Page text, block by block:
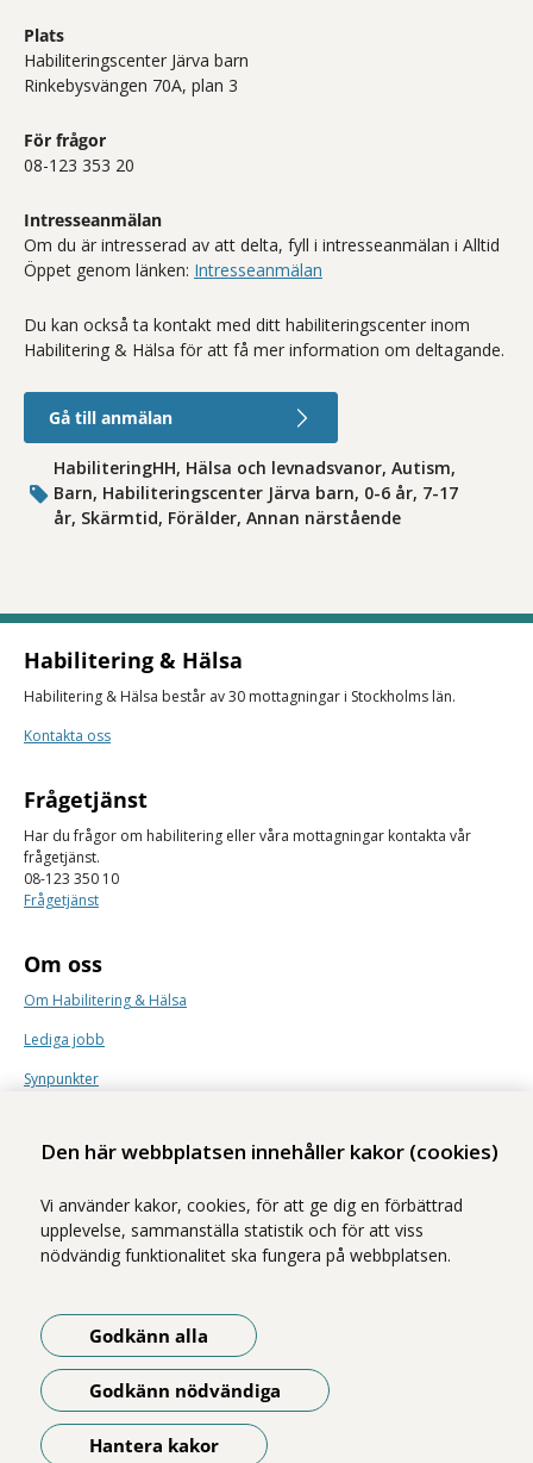
Den här webbplatsen innehåller kakor (cookies)
Vi använder kakor, cookies, för att ge dig en förbättrad
upplevelse, sammanställa statistik och för att viss
nödvändig funktionalitet ska fungera på webbplatsen.
Godkänn alla
Godkänn nödvändiga
Hantera kakor
Plats
Habiliteringscenter Järva barn
Rinkebysvängen 70A, plan 3
För frågor
08-123 353 20
Intresseanmälan
Om du är intresserad av att delta, fyll i intresseanmälan i Alltid
Öppet genom länken: Intresseanmälan
Du kan också ta kontakt med ditt habiliteringscenter inom
Habilitering & Hälsa för att få mer information om deltagande.
Gå till anmälan
HabiliteringHH, Hälsa och levnadsvanor, Autism,
Barn, Habiliteringscenter Järva barn, 0-6 år, 7-17
år, Skärmtid, Förälder, Annan närstående
Habilitering & Hälsa
Habilitering & Hälsa består av 30 mottagningar i Stockholms län.
Kontakta oss
Frågetjänst
Har du frågor om habilitering eller våra mottagningar kontakta vår
frågetjänst.
08-123 350 10
Frågetjänst
Om oss
Om Habilitering & Hälsa
Lediga jobb
Synpunkter
Samtliga bilder på webbplatsen är tagna av fotograf Yanan Li om inget
annat namn anges.
Om webbplatsen
Tillgänglighetsredogörelse